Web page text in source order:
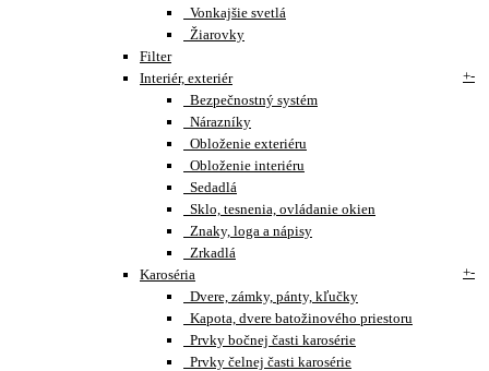
Vonkajšie svetlá
Žiarovky
Filter
Interiér, exteriér
+-
Bezpečnostný systém
Nárazníky
Obloženie exteriéru
Obloženie interiéru
Sedadlá
Sklo, tesnenia, ovládanie okien
Znaky, loga a nápisy
Zrkadlá
Karoséria
+-
Dvere, zámky, pánty, kľučky
Kapota, dvere batožinového priestoru
Prvky bočnej časti karosérie
Prvky čelnej časti karosérie